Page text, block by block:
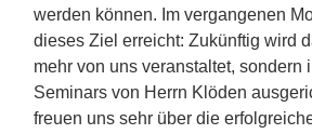
werden können. Im vergangenen
dieses Ziel erreicht: Zukünftig wird
mehr von uns veranstaltet, sondern
Seminars von Herrn Klöden
freuen uns sehr über die